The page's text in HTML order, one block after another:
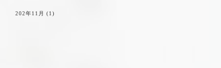
202年11月 (1)